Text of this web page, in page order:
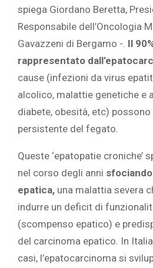
spiega Giordano Beretta,
Responsabile dell’Oncologia
Gavazzeni di Bergamo -. Il
rappresentato
cause (infezioni da virus
alcolico, malattie genetiche e
diabete, obesità, etc)
persistente del fegato.
Queste ‘epatopatie croniche’
nel corso degli anni
epatica, una malattia severa
indurre un deficit di
(scompenso epatico) e
del carcinoma epatico. In
casi, l’epatocarcinoma si